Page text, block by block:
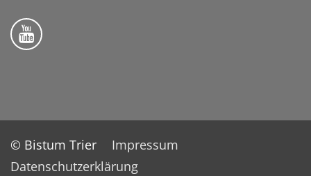
Folge uns auf YouTube
© Bistum Trier
Impressum
Datenschutzerklärung